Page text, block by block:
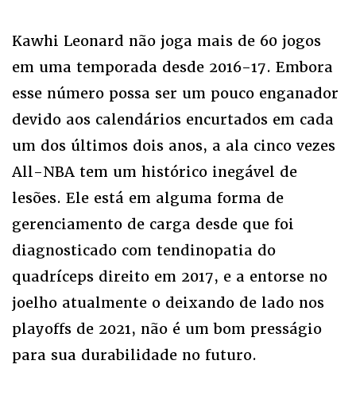
Kawhi Leonard não joga mais de 60 jogos
em uma temporada desde 2016-17. Embora
esse número possa ser um pouco enganador
devido aos calendários encurtados em cada
um dos últimos dois anos, a ala cinco vezes
All-NBA tem um histórico inegável de
lesões. Ele está em alguma forma de
gerenciamento de carga desde que foi
diagnosticado com tendinopatia do
quadríceps direito em 2017, e a entorse no
joelho atualmente o deixando de lado nos
playoffs de 2021, não é um bom presságio
para sua durabilidade no futuro.